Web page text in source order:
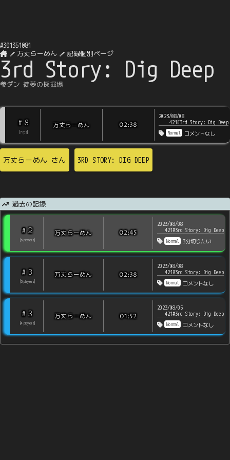
#301351081
万丈らーめん
記録個別ページ
3rd Story: Dig Deep
参ダン 徒夢の採掘場
# 8
? rps]
万丈らーめん 02:38
2023/08/08
421#3rd Story: Dig Deep
Normal コメントなし
万丈らーめん さん 3RD STORY: DIG DEEP
過去の記録
# 2
5 players
万丈らーめん 02:45
2023/08/08
421#3rd Story: Dig Deep
Normal 3分切りたい
# 3
5 players
万丈らーめん 02:38
2023/08/08
421#3rd Story: Dig Deep
Normal コメントなし
# 3
4 players
万丈らーめん 01:52
2023/08/05
421#3rd Story: Dig Deep
Normal コメントなし